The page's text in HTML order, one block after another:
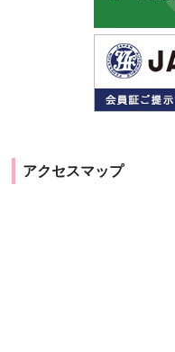
アクセスマップ